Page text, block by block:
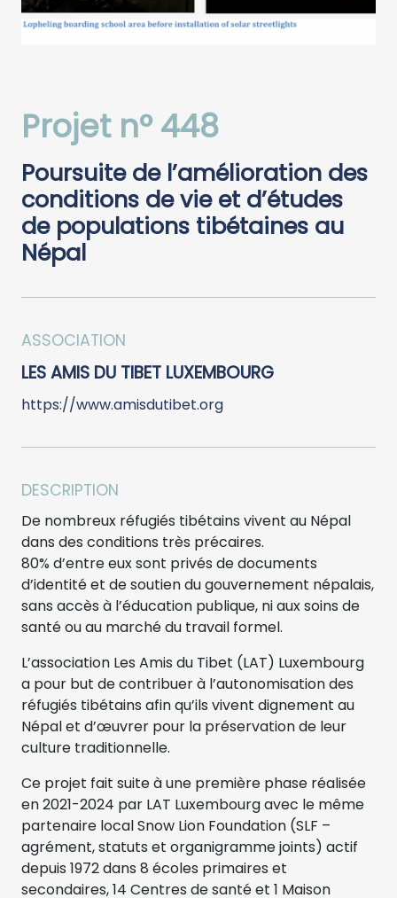
Projet n° 448
Poursuite de l’amélioration des
conditions de vie et d’études
de populations tibétaines au
Népal
ASSOCIATION
LES AMIS DU TIBET LUXEMBOURG
https://www.amisdutibet.org
DESCRIPTION
De nombreux réfugiés tibétains vivent au Népal
dans des conditions très précaires.
80% d’entre eux sont privés de documents
d’identité et de soutien du gouvernement népalais,
sans accès à l’éducation publique, ni aux soins de
santé ou au marché du travail formel.
L’association Les Amis du Tibet (LAT) Luxembourg
a pour but de contribuer à l’autonomisation des
réfugiés tibétains afin qu’ils vivent dignement au
Népal et d’œuvrer pour la préservation de leur
culture traditionnelle.
Ce projet fait suite à une première phase réalisée
en 2021-2024 par LAT Luxembourg avec le même
partenaire local Snow Lion Foundation (SLF –
agrément, statuts et organigramme joints) actif
depuis 1972 dans 8 écoles primaires et
secondaires, 14 Centres de santé et 1 Maison